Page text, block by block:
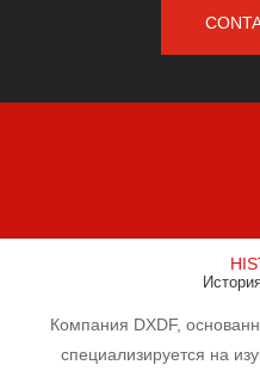
Компания DXDF,
специализируется на